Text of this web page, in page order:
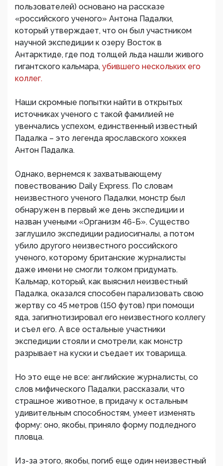
пользователей) основано на рассказе
«российского ученого» Антона Падалки,
который утверждает, что он был участником
научной экспедиции к озеру Восток в
Антарктиде, где под толщей льда нашли живого
гигантского кальмара, убившего нескольких его
коллег.
Наши скромные попытки найти в открытых
источниках ученого с такой фамилией не
увенчались успехом, единственный известный
Падалка – это легенда ярославского хоккея
Антон Падалка.
Однако, вернемся к захватывающему
повествованию Daily Express. По словам
неизвестного ученого Падалки, монстр был
обнаружен в первый же день экспедиции и
назван учеными «Организм 46-Б». Существо
заглушило экспедиции радиосигналы, а потом
убило другого неизвестного российского
ученого, которому британские журналисты
даже имени не смогли толком придумать.
Кальмар, который, как выяснил неизвестный
Падалка, оказался способен парализовать свою
жертву со 45 метров (150 футов) при помощи
яда, загипнотизировал его неизвестного коллегу
и съел его. А все остальные участники
экспедиции стояли и смотрели, как монстр
разрывает на куски и съедает их товарища.
Но это еще не все: английские журналисты, со
слов мифического Падалки, рассказали, что
страшное животное, в придачу к остальным
удивительным способностям, умеет изменять
форму: оно, якобы, приняло форму подледного
пловца.
Из-за этого, якобы, погиб еще один неизвестный